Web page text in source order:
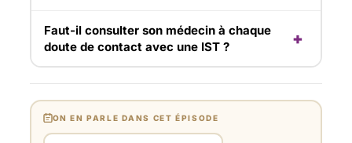
Faut-il consulter son médecin à chaque
doute de contact avec une IST ?
ON EN PARLE DANS CET ÉPISODE